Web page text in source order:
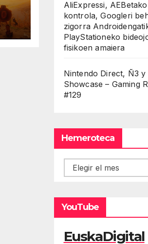
AliExpressi,
kontrola, Googleri
zigorra
PlayStationeko
fisikoen amaiera
Nintendo Direct, Ñ3 y
Showcase – Gaming
#129
Hemeroteca
Hemeroteca
YouTube
EuskaDigital